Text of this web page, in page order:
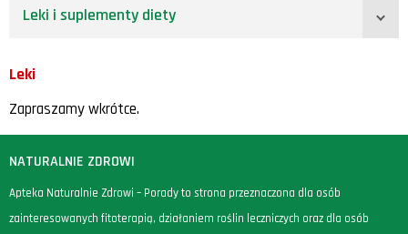
Leki i suplementy diety
Leki
Zapraszamy wkrótce.
NATURALNIE ZDROWI
Apteka Naturalnie Zdrowi – Porady to strona przeznaczona dla osób
zainteresowanych fitoterapią, działaniem roślin leczniczych oraz dla osób